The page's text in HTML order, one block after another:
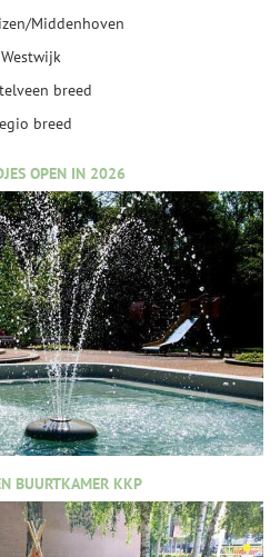
Middenhoven
Westwijk
breed
breed
OPEN IN 2026
BUURTKAMER KKP